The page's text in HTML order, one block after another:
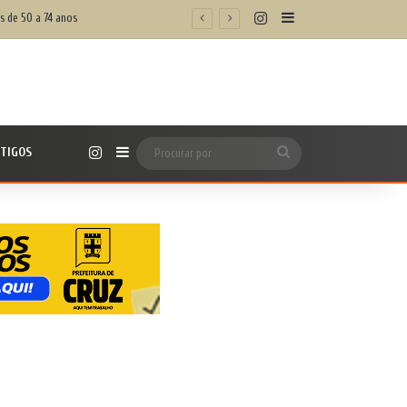
de 50 a 74 anos InstagramBarra Lateral
InstagramBarra Lateral
por